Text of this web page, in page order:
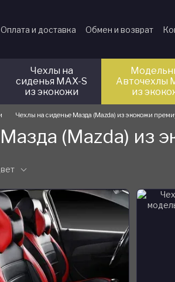
Оплата и доставка Обмен и возврат
Чехлы на
сиденья MAX-S
из экокожи
Авточехлы
из
Чехлы на сиденье Мазда (Mazda) из экокожи
(Mazda) из